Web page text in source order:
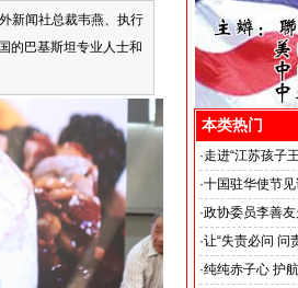
新闻社总裁韦燕、执行
的巴基斯坦专业人士和
本类热门
·走进“江苏孩子
·十国驻华使节
签署战略合作备
·政协委员李善
·让“失责必问 问
·纯纯赤子心 护